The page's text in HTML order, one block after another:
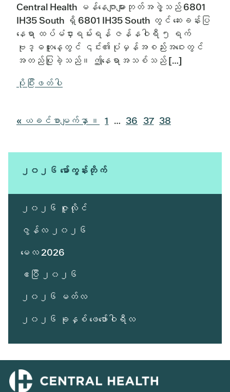
Central Health မန်နေဂျာများဘုတ်အဖွဲ့သည် 6801
IH35 South ရှိ 6801 IH35 South တွင် ဆေးခန်းပြ
နေရာ ထပ်မံငှားရမ်းရန် ဇန်နဝါရီ ၅ ရက်
ဗုဒ္ဓဟူးနေ့တွင် ၎င်း၏ပုံမှန်အစည်းအဝေးတွင်
အတည်ပြုခဲ့သည်။ ဤနေရာအသစ်သည် […]
ပိုပြီးဖတ်ပါ
« ယခင်စာမျက်နှာ သို့
။
စာမျက်နှာ
1 ယာယီ
… စာမျက်နှာ
36 စာမျက်နှာ
37 စာမျက်နှာ
38
၂၀၂၆ မော်ကွန်းတိုက်
၂၀၂၆ ဇူလိုင်
ဇွန်လ ၂၀၂၆
မေလ 2026
ဧပြီ ၂၀၂၆
၂၀၂၆ မတ်လ
၂၀၂၆ ခုနှစ် ဖေဖော်ဝါရီလ